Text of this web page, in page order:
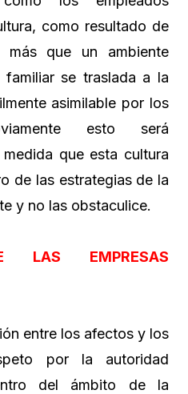
como resultado de
más que un ambiente
familiar se traslada a la
asimilable por los
esto será
que esta cultura
de las estrategias de la
y no las obstaculice.
LAS EMPRESAS
entre los afectos y los
por la autoridad
del ámbito de la